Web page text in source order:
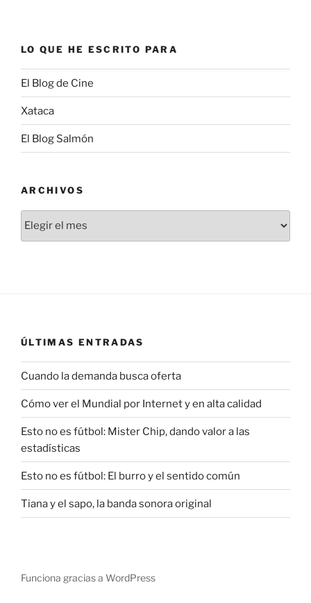
LO QUE HE ESCRITO PARA
El Blog de Cine
Xataca
El Blog Salmón
ARCHIVOS
ÚLTIMAS ENTRADAS
Cuando la demanda busca oferta
Cómo ver el Mundial por Internet y en alta calidad
Esto no es fútbol: Mister Chip, dando valor a las
estadísticas
Esto no es fútbol: El burro y el sentido común
Tiana y el sapo, la banda sonora original
Funciona gracias a WordPress